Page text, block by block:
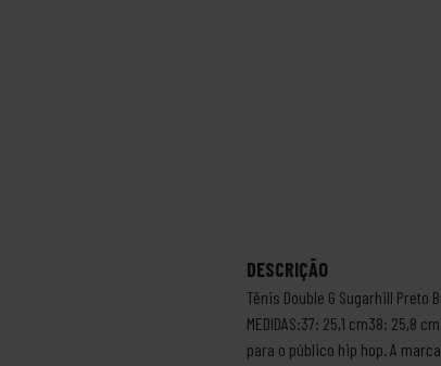
DESCRIÇÃO
Tênis Double G Sugarhill Preto
MEDIDAS:37: 25,1 cm38: 25,8
para o público hip hop. A